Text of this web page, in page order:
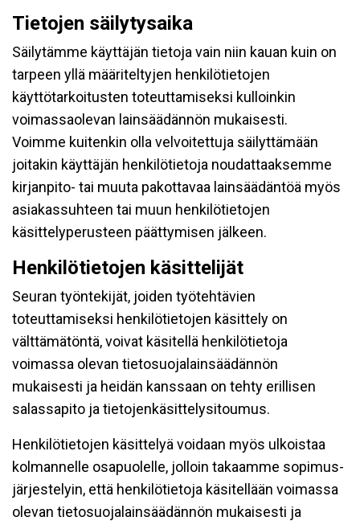
Tietojen säilytysaika
Säilytämme käyttäjän tietoja vain niin kauan kuin on
tarpeen yllä määriteltyjen henkilötietojen
käyttötarkoitusten toteuttamiseksi kulloinkin
voimassaolevan lainsäädännön mukaisesti.
Voimme kuitenkin olla velvoitettuja säilyttämään
joitakin käyttäjän henkilötietoja noudattaaksemme
kirjanpito- tai muuta pakottavaa lainsäädäntöä myös
asiakassuhteen tai muun henkilötietojen
käsittelyperusteen päättymisen jälkeen.
Henkilötietojen käsittelijät
Seuran työntekijät, joiden työtehtävien
toteuttamiseksi henkilötietojen käsittely on
välttämätöntä, voivat käsitellä henkilötietoja
voimassa olevan tietosuojalainsäädännön
mukaisesti ja heidän kanssaan on tehty erillisen
salassapito ja tietojenkäsittelysitoumus.
Henkilötietojen käsittelyä voidaan myös ulkoistaa
kolmannelle osapuolelle, jolloin takaamme sopimus-
järjestelyin, että henkilötietoja käsitellään voimassa
olevan tietosuojalainsäädännön mukaisesti ja